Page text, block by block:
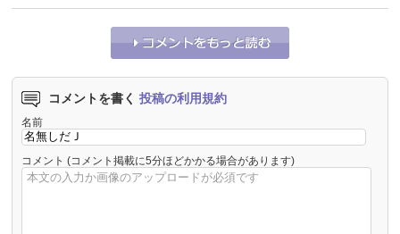
コメントを書く 投稿の利用規約
名前
コメント (コメント掲載に5分ほどかかる場合があります)